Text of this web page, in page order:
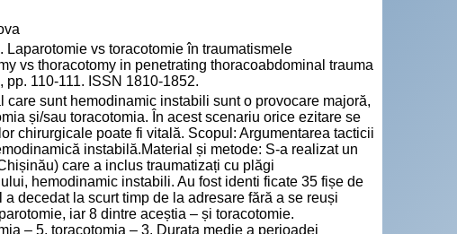
vs toracotomie în traumatismele
vs thoracotomy in penetrating thoracoabdominal trauma
110-111. ISSN 1810-1852.
sunt hemodinamic instabili sunt o provocare majoră,
și/sau toracotomia. În acest scenariu orice ezitare se
chirurgicale poate fi vitală. Scopul: Argumentarea tacticii
instabilă.Material și metode: S-a realizat un
care a inclus traumatizați cu plăgi
hemodinamic instabili. Au fost identi ficate 35 fișe de
decedat la scurt timp de la adresare fără a se reuși
iar 8 dintre aceștia – și toracotomie.
– 5, toracotomia – 3. Durata medie a perioadei